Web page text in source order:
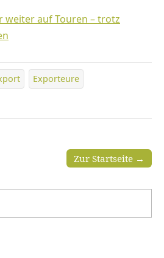
auf Touren – trotz
Exporteure
Zur Startseite →